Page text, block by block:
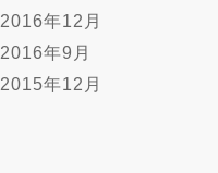
2016年12月
2016年9月
2015年12月